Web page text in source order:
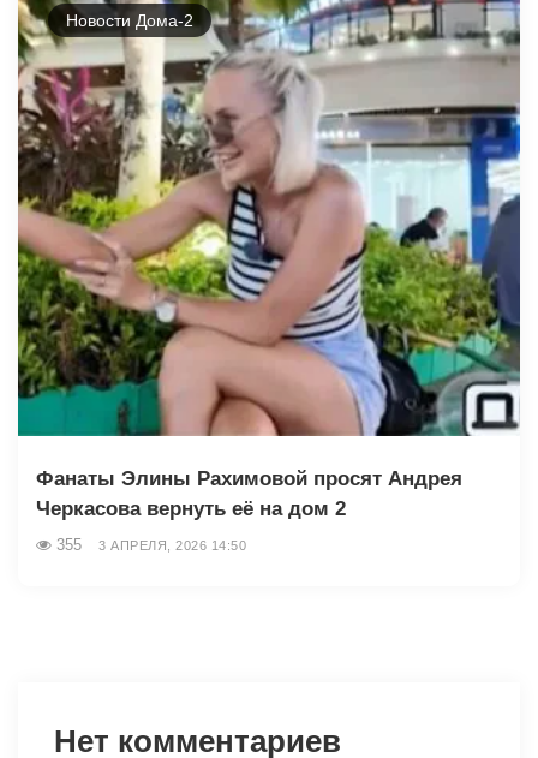
Новости Дома-2
Фанаты Элины Рахимовой просят Андрея
Черкасова вернуть её на дом 2
355 3 АПРЕЛЯ, 2026 14:50
Нет комментариев